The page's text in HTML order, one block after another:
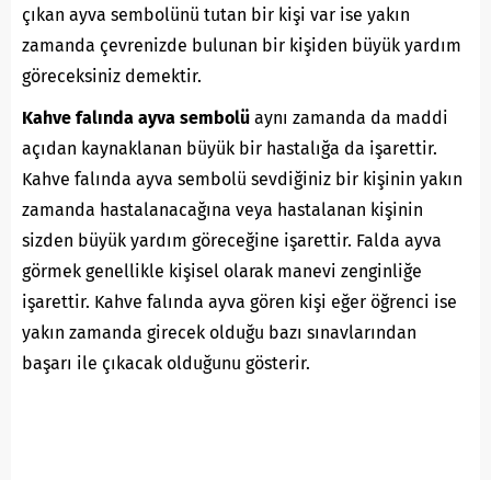
çıkan ayva sembolünü tutan bir kişi var ise yakın
zamanda çevrenizde bulunan bir kişiden büyük yardım
göreceksiniz demektir.
Kahve falında ayva sembolü aynı zamanda da maddi
açıdan kaynaklanan büyük bir hastalığa da işarettir.
Kahve falında ayva sembolü sevdiğiniz bir kişinin yakın
zamanda hastalanacağına veya hastalanan kişinin
sizden büyük yardım göreceğine işarettir. Falda ayva
görmek genellikle kişisel olarak manevi zenginliğe
işarettir. Kahve falında ayva gören kişi eğer öğrenci ise
yakın zamanda girecek olduğu bazı sınavlarından
başarı ile çıkacak olduğunu gösterir.